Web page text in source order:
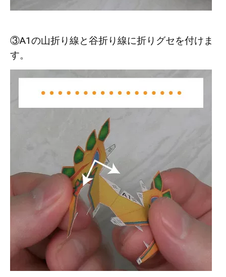
③A1の山折り線と谷折り線に折りグセを付けま
す。